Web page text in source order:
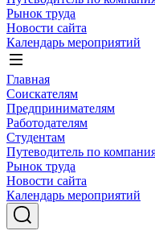
Рынок труда
Новости сайта
Календарь мероприятий
Главная
Соискателям
Предпринимателям
Работодателям
Студентам
Путеводитель по
Рынок труда
Новости сайта
Календарь мероприятий